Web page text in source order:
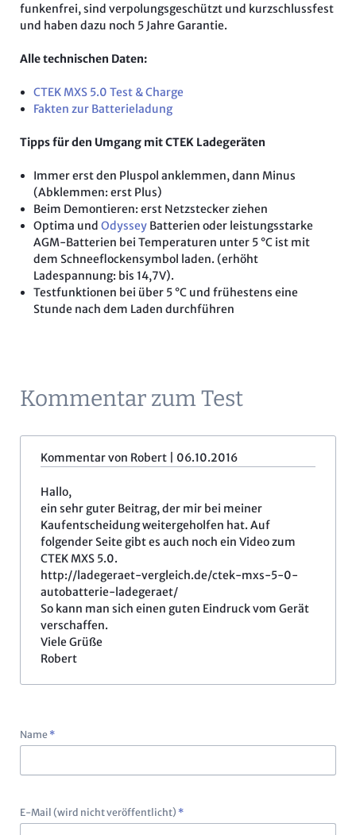
funkenfrei, sind verpolungsgeschützt und kurzschlussfest
und haben dazu noch 5 Jahre Garantie.
Alle technischen Daten:
CTEK MXS 5.0 Test & Charge
Fakten zur Batterieladung
Tipps für den Umgang mit CTEK Ladegeräten
Immer erst den Pluspol anklemmen, dann Minus
(Abklemmen: erst Plus)
Beim Demontieren: erst Netzstecker ziehen
Optima undOdyssey Batterien oder leistungsstarke
AGM-Batterien bei Temperaturen unter 5 °C ist mit
dem Schneeflockensymbol laden. (erhöht
Ladespannung: bis 14,7V).
Testfunktionen bei über 5 °C und frühestens eine
Stunde nach dem Laden durchführen
Kommentar zum Test
Kommentar von Robert | 06.10.2016
Hallo,
ein sehr guter Beitrag, der mir bei meiner
Kaufentscheidung weitergeholfen hat. Auf
folgender Seite gibt es auch noch ein Video zum
CTEK MXS 5.0.
http://ladegeraet-vergleich.de/ctek-mxs-5-0-
autobatterie-ladegeraet/
So kann man sich einen guten Eindruck vom Gerät
verschaffen.
Viele Grüße
Robert
Pflichtfeld
Name *
Pflichtfeld
E-Mail (wird nicht veröffentlicht) *